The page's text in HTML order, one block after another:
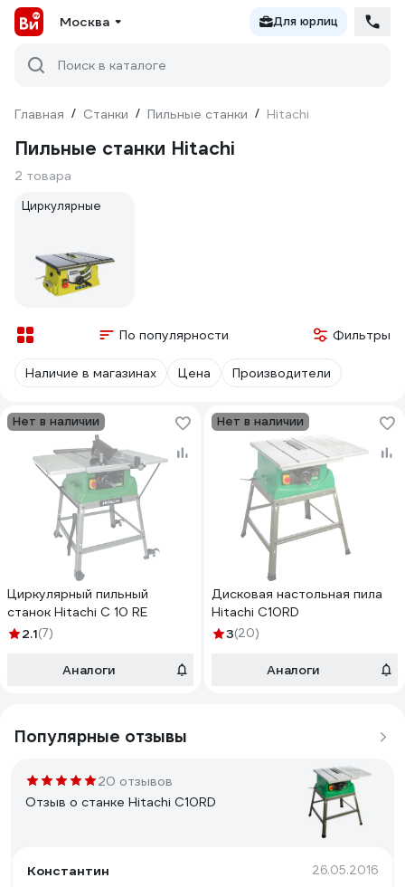
Москва Для юрлиц
Поиск в каталоге
Главная / Станки / Пильные станки / Hitachi
Пильные станки Hitachi
2 товара
Циркулярные
По популярности Фильтры
Наличие в магазинах Цена Производители
Нет в наличии
Циркулярный пильный
станок Hitachi C 10 RE
2.1(7)
Аналоги
Нет в наличии
Дисковая настольная пила
Hitachi C10RD
3(20)
Аналоги
Популярные отзывы
20 отзывов
Отзыв о станке Hitachi C10RD
Константин 26.05.2016